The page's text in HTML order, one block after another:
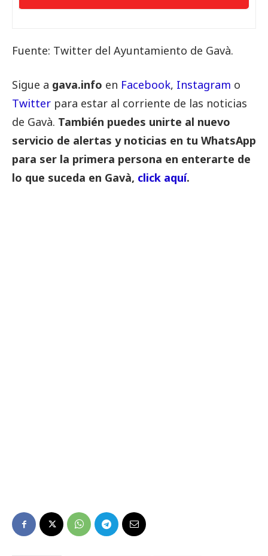
Fuente: Twitter del Ayuntamiento de Gavà.
Sigue a gava.info en Facebook, Instagram o
Twitter para estar al corriente de las noticias
de Gavà. También puedes unirte al nuevo
servicio de alertas y noticias en tu WhatsApp
para ser la primera persona en enterarte de
lo que suceda en Gavà, click aquí.